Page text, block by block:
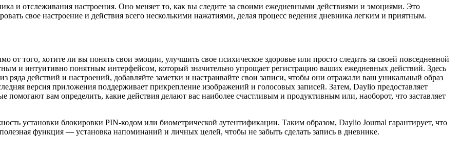
и отслеживания настроения. Оно меняет то, как вы следите за своими ежедневными действиями и эмоциями. Это
свое настроение и действия всего несколькими нажатиями, делая процесс ведения дневника легким и приятным.
того, хотите ли вы понять свои эмоции, улучшить свое психическое здоровье или просто следить за своей повседневной
и интуитивно понятным интерфейсом, который значительно упрощает регистрацию ваших ежедневных действий. Здесь
ряда действий и настроений, добавляйте заметки и настраивайте свои записи, чтобы они отражали ваш уникальный образ
версия приложения поддерживает прикрепление изображений и голосовых записей. Затем, Daylio предоставляет
вам определить, какие действия делают вас наиболее счастливым и продуктивным или, наоборот, что заставляет
установки блокировки PIN-кодом или биометрической аутентификации. Таким образом, Daylio Journal гарантирует, что
функция — установка напоминаний и личных целей, чтобы не забыть сделать запись в дневнике.